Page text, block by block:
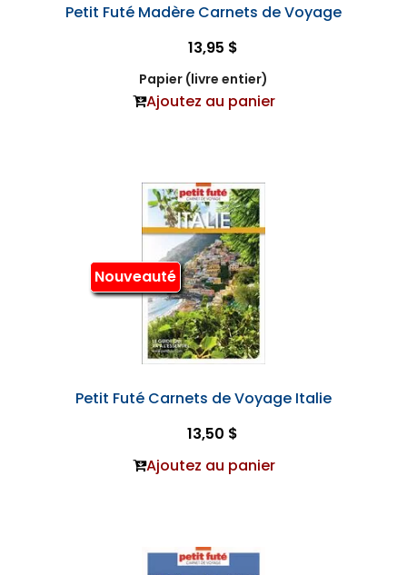
Petit Futé Madère Carnets de Voyage
13,95 $
Papier (livre entier)
Ajoutez au panier
Nouveauté
Petit Futé Carnets de Voyage Italie
13,50 $
Ajoutez au panier